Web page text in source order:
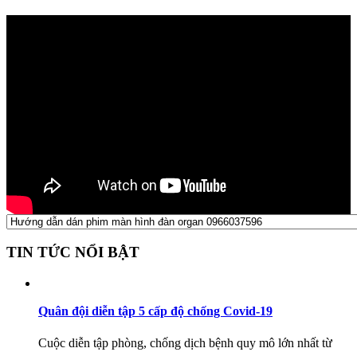
TIN TỨC NỔI BẬT
Quân đội diễn tập 5 cấp độ chống Covid-19
Cuộc diễn tập phòng, chống dịch bệnh quy mô lớn nhất từ